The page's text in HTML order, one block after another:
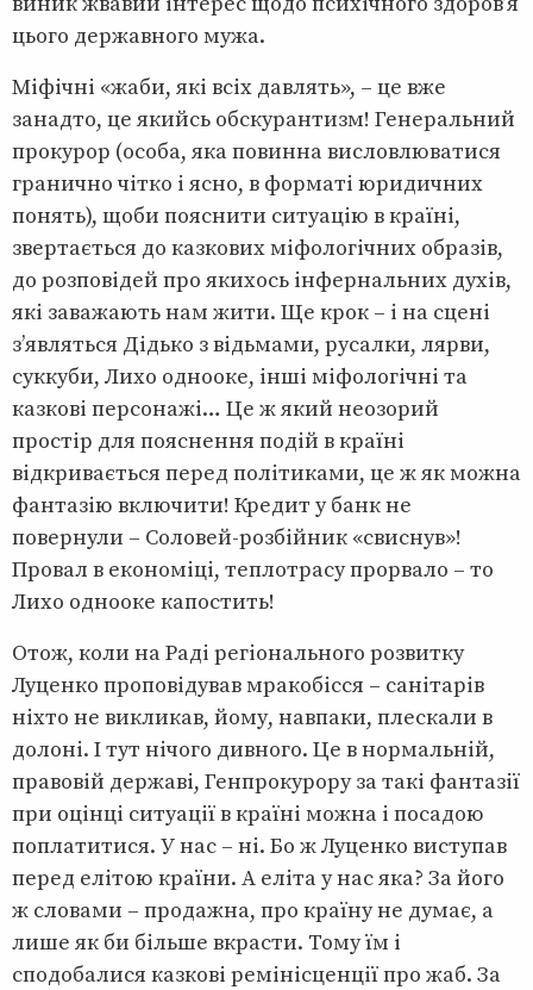
цього державного мужа.
Міфічні «жаби, які всіх давлять», – це вже
занадто, це якийсь обскурантизм! Генеральний
прокурор (особа, яка повинна висловлюватися
гранично чітко і ясно, в форматі юридичних
понять), щоби пояснити ситуацію в країні,
звертається до казкових міфологічних образів,
до розповідей про якихось інфернальних духів,
які заважають нам жити. Ще крок – і на сцені
з’являться Дідько з відьмами, русалки, лярви,
суккуби, Лихо однооке, інші міфологічні та
казкові персонажі… Це ж який неозорий
простір для пояснення подій в країні
відкривається перед політиками, це ж як можна
фантазію включити! Кредит у банк не
повернули – Соловей-розбійник «свиснув»!
Провал в економіці, теплотрасу прорвало – то
Лихо однооке капостить!
Отож, коли на Раді регіонального розвитку
Луценко проповідував мракобісся – санітарів
ніхто не викликав, йому, навпаки, плескали в
долоні. І тут нічого дивного. Це в нормальній,
правовій державі, Генпрокурору за такі фантазії
при оцінці ситуації в країні можна і посадою
поплатитися. У нас – ні. Бо ж Луценко виступав
перед елітою країни. А еліта у нас яка? За його
ж словами – продажна, про країну не думає, а
лише як би більше вкрасти. Тому їм і
сподобалися казкові ремінісценції про жаб. За